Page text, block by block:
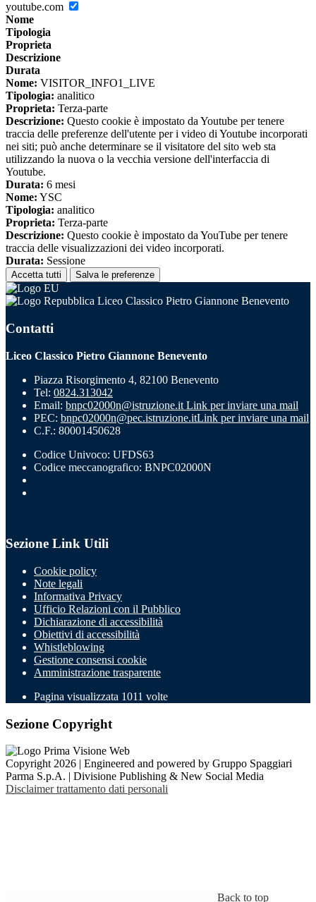
youtube.com
Nome
Tipologia
Proprieta
Descrizione
Durata
Nome: VISITOR_INFO1_LIVE
Tipologia: analitico
Proprieta: Terza-parte
Descrizione: Questo cookie è impostato da Youtube per tenere
traccia delle preferenze dell'utente per i video di Youtube incorporati
nei siti; può anche determinare se il visitatore del sito web sta
utilizzando la nuova o la vecchia versione dell'interfaccia di
Youtube.
Durata: 6 mesi
Nome: YSC
Tipologia: analitico
Proprieta: Terza-parte
Descrizione: Questo cookie è impostato da YouTube per tenere
traccia delle visualizzazioni dei video incorporati.
Durata: Sessione
Accetta tutti Salva le preferenze
Liceo Classico Pietro Giannone Benevento
Contatti
Liceo Classico Pietro Giannone Benevento
Piazza Risorgimento 4, 82100 Benevento
Tel: 0824.313042
Email: bnpc02000n@istruzione.it Link per inviare una mail
PEC: bnpc02000n@pec.istruzione.itLink per inviare una mail
C.F.: 80001450628
Codice Univoco: UFDS63
Codice meccanografico: BNPC02000N
Sezione Link Utili
Cookie policy
Note legali
Informativa Privacy
Ufficio Relazioni con il Pubblico
Dichiarazione di accessibilità
Obiettivi di accessibilità
Whistleblowing
Gestione consensi cookie
Amministrazione trasparente
Pagina visualizzata 1011 volte
Sezione Copyright
Copyright 2026 | Engineered and powered by Gruppo Spaggiari
Parma S.p.A. | Divisione Publishing & New Social Media
Disclaimer trattamento dati personali
Back to top